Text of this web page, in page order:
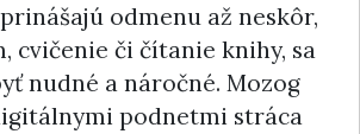
odmenu až neskôr,
cvičenie či čítanie knihy, sa
nudné a náročné. Mozog
podnetmi stráca